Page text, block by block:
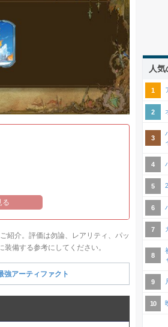
手！
る
紹介。評価は勿論、レアリティ、パッ
備する参考にしてください。
強アーティファクト
人